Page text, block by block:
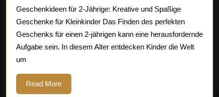
jährige
Kinder:
Spaßige
Geschenkideen für 2-Jährige: Kreative und Spaßige
Geschenke für Kleinkinder Das Finden des perfekten
Geschenks für einen 2-jährigen kann eine herausfordernde
Aufgabe sein. In diesem Alter entdecken Kinder die Welt
um
Read MoreRead
More